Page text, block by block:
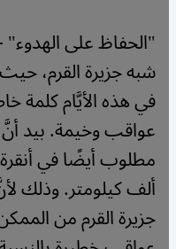
"الحفاظ على
شبه جزيرة القرم،
في هذه الأيَّام كلمة
عواقب وخيمة. بيد
مطلوب أيضًا في
ألف كيلومتر. وذلك
جزيرة القرم من